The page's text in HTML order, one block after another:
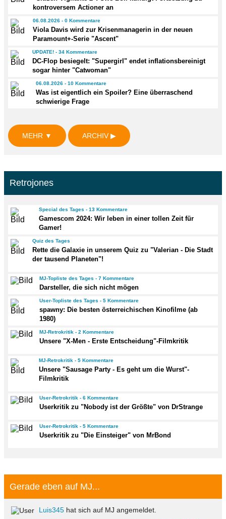
kontroversem Actioner an
06.08.2026 - 0 Kommentare
Viola Davis wird zur Krisenmanagerin in der neuen
Paramount+-Serie "Ascent"
UPDATE! - 34 Kommentare
DC-Flop besiegelt: "Supergirl" endet inflationsbereinigt
sogar hinter "Catwoman"
06.08.2026 - 10 Kommentare
Was ist eigentlich ein Spoiler? Eine überraschend
schwierige Frage
MEHR ▼ ARCHIV ▶
Retrojones
Special des Tages - 13 Kommentare
Gamescom 2024: Wir leben in einer tollen Zeit für
Gamer!
Quiz des Tages
Rette die Galaxie in unserem Quiz zu "Valerian - Die Stadt
der tausend Planeten"!
MJ-Topliste des Tages - 7 Kommentare
Darsteller, die sich nicht mögen
User-Topliste des Tages - 5 Kommentare
spawny: Die besten österreichischen Kinofilme (ab
1980)
MJ-Retrokritik - 2 Kommentare
Unsere "X-Men - Erste Entscheidung"-Filmkritik
MJ-Retrokritik - 5 Kommentare
Unsere "Sausage Party - Es geht um die Wurst"-
Filmkritik
User-Retrokritik - 6 Kommentare
Userkritik zu "Nobody ist der Größte" von DrStrange
User-Retrokritik - 5 Kommentare
Userkritik zu "Die Einsteiger" von MrBond
Gerade eben auf MJ...
Luis345 hat sich auf MJ angemeldet.